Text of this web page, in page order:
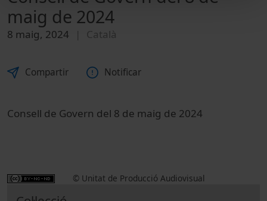
maig de 2024
8 maig, 2024 Català
Compartir Notificar
Consell de Govern del 8 de maig de 2024
© Unitat de Producció Audiovisual